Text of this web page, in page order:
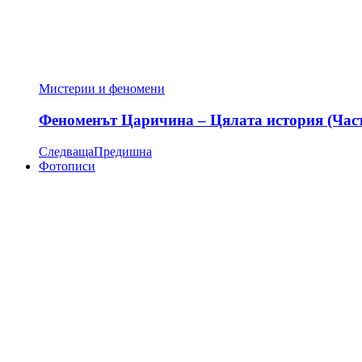
Мистерии и феномени
Феноменът Царичина – Цялата история
СледващаПредишна
Фотописи